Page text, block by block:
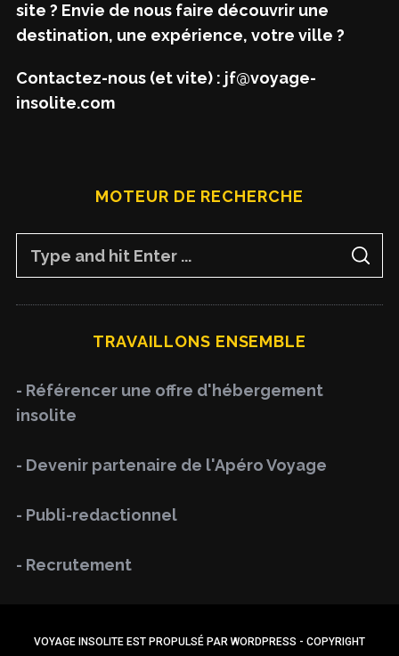
site ? Envie de nous faire découvrir une
destination, une expérience, votre ville ?
Contactez-nous (et vite) : jf@voyage-
insolite.com
MOTEUR DE RECHERCHE
f
o
:
S
A
C
TRAVAILLONS ENSEMBLE
- Référencer une offre d'hébergement
insolite
- Devenir partenaire de l'Apéro Voyage
- Publi-redactionnel
- Recrutement
VOYAGE INSOLITE EST PROPULSÉ PAR WORDPRESS - COPYRIGHT